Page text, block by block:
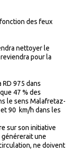
des feux
nettoyer le
pour la
975 dans
47 % des
le sens Malafretaz-
90 km/h dans les
sur son initiative
une
ne doivent